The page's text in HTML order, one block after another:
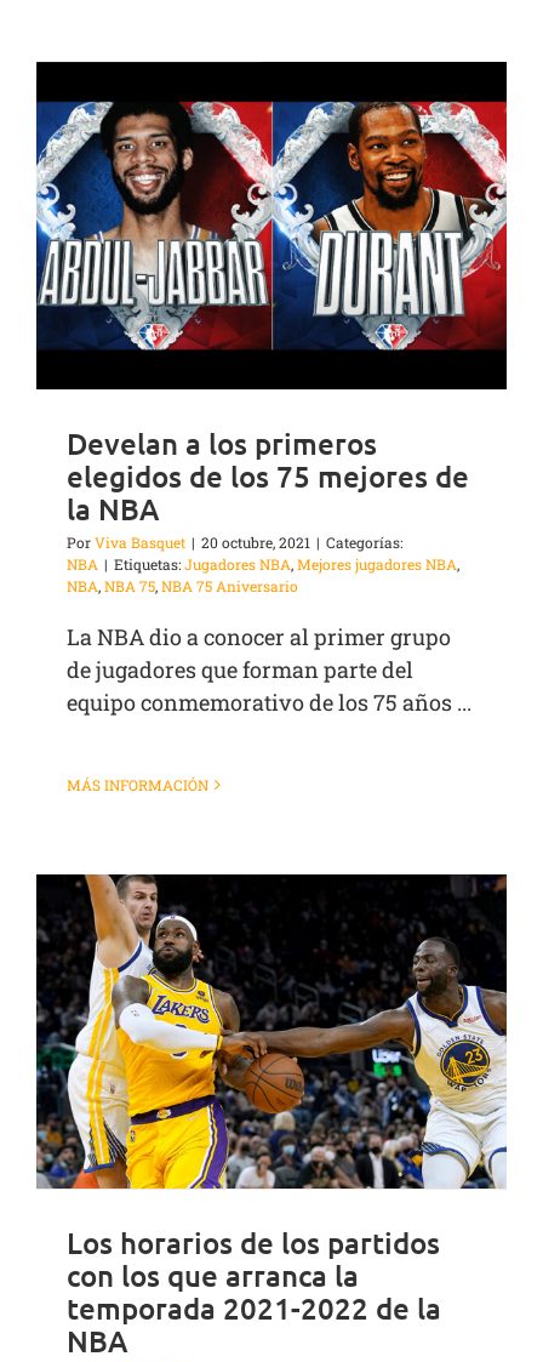
Develan a los primeros
elegidos de los 75 mejores de
la NBA
PorViva Basquet | 20 octubre, 2021 | Categorías:
NBA | Etiquetas:Jugadores NBA,Mejores jugadores NBA,
NBA,NBA 75,NBA 75 Aniversario
La NBA dio a conocer al primer grupo
de jugadores que forman parte del
equipo conmemorativo de los 75 años ...
MÁS INFORMACIÓN
Los horarios de los partidos
con los que arranca la
temporada 2021-2022 de la
NBA